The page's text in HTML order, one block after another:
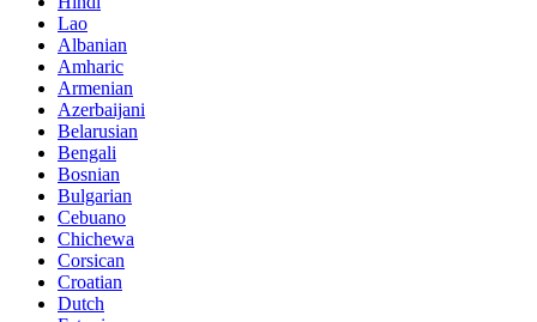
Lao
Albanian
Amharic
Armenian
Azerbaijani
Belarusian
Bengali
Bosnian
Bulgarian
Cebuano
Chichewa
Corsican
Croatian
Dutch